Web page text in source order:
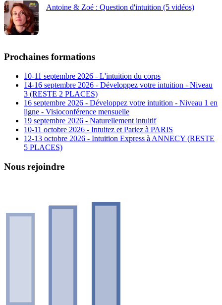
Antoine & Zoé : Question d'intuition (5 vidéos)
Prochaines formations
10-11 septembre 2026 - L'intuition du corps
14-16 septembre 2026 - Développez votre intuition - Niveau
3 (RESTE 2 PLACES)
16 septembre 2026 - Développez votre intuition - Niveau 1 en
ligne - Visioconférence mensuelle
19 septembre 2026 - Naturellement intuitif
10-11 octobre 2026 - Intuitez et Pariez à PARIS
12-13 octobre 2026 - Intuition Express à ANNECY (RESTE
5 PLACES)
Nous rejoindre